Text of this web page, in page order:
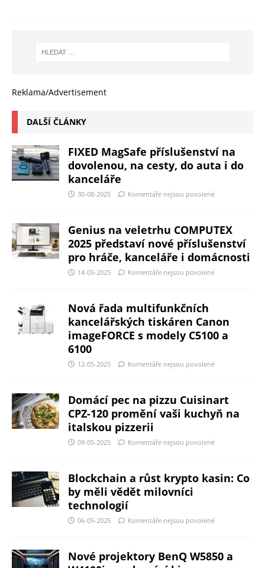
Reklama/Advertisement
DALŠÍ ČLÁNKY
FIXED MagSafe příslušenství na
dovolenou, na cesty, do auta i do
kanceláře
30-08-2025 Komentáře nejsou povolené
Genius na veletrhu COMPUTEX
2025 představí nové příslušenství
pro hráče, kanceláře i domácnosti
14-05-2025 Komentáře nejsou povolené
Nová řada multifunkčních
kancelářských tiskáren Canon
imageFORCE s modely C5100 a
6100
12-05-2025 Komentáře nejsou povolené
Domácí pec na pizzu Cuisinart
CPZ-120 promění vaši kuchyň na
italskou pizzerii
09-05-2025 Komentáře nejsou povolené
Blockchain a růst krypto kasin: Co
by měli vědět milovníci
technologií
06-05-2025 Komentáře nejsou povolené
Nové projektory BenQ W5850 a